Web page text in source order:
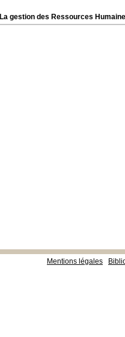
La gestion des Ressources
Mentions légales